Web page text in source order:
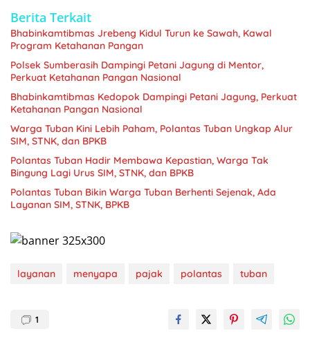
Berita Terkait
Bhabinkamtibmas Jrebeng Kidul Turun ke Sawah, Kawal
Program Ketahanan Pangan
Polsek Sumberasih Dampingi Petani Jagung di Mentor,
Perkuat Ketahanan Pangan Nasional
Bhabinkamtibmas Kedopok Dampingi Petani Jagung, Perkuat
Ketahanan Pangan Nasional
Warga Tuban Kini Lebih Paham, Polantas Tuban Ungkap Alur
SIM, STNK, dan BPKB
Polantas Tuban Hadir Membawa Kepastian, Warga Tak
Bingung Lagi Urus SIM, STNK, dan BPKB
Polantas Tuban Bikin Warga Tuban Berhenti Sejenak, Ada
Layanan SIM, STNK, BPKB
layanan menyapa pajak polantas tuban
1